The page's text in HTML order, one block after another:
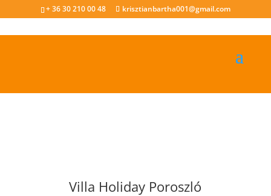
+ 36 30 210 00 48 krisztianbartha001@gmail.com
Villa Holiday Poroszló